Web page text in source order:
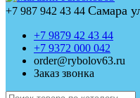
+7 987 942 43 44 Самара
+7 9879 42 43 44
+7 9372 000 042
order@rybolov63.ru
Заказ звонка